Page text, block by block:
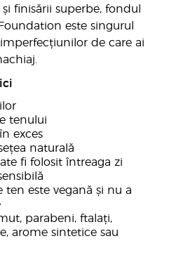
finisării superbe, fondul
este singurul
de care ai
tenului
exces
naturală
fi folosit întreaga zi
ten este vegană și nu a
parabeni, ftalați,
arome sintetice sau